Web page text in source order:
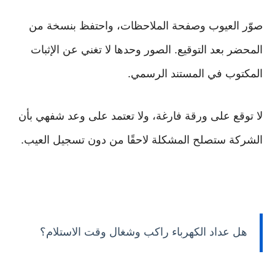
صوّر العيوب وصفحة الملاحظات، واحتفظ بنسخة من
المحضر بعد التوقيع. الصور وحدها لا تغني عن الإثبات
المكتوب في المستند الرسمي.
لا توقع على ورقة فارغة، ولا تعتمد على وعد شفهي بأن
الشركة ستصلح المشكلة لاحقًا من دون تسجيل العيب.
هل عداد الكهرباء راكب وشغال وقت الاستلام؟